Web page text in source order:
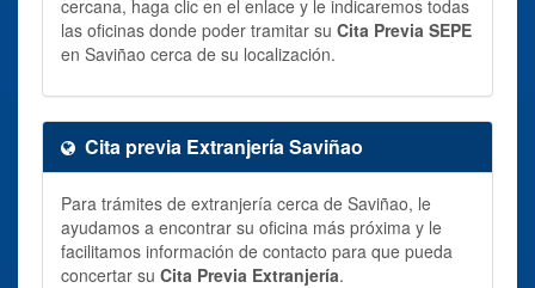
cercana, haga clic en el enlace y le indicaremos todas
las oficinas donde poder tramitar su Cita Previa SEPE
en Saviñao cerca de su localización.
Cita previa Extranjería Saviñao
Para trámites de extranjería cerca de Saviñao, le
ayudamos a encontrar su oficina más próxima y le
facilitamos información de contacto para que pueda
concertar su Cita Previa Extranjería.